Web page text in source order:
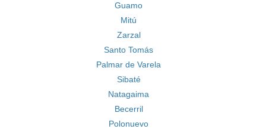
Guamo
Mitú
Zarzal
Santo Tomás
Palmar de Varela
Sibaté
Natagaima
Becerril
Polonuevo